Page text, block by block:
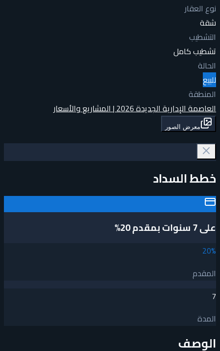
نوع العقار
شقة
التشطيب
تشطيب كامل
الحالة
للبيع
المنطقة
العاصمة الإدارية الجديدة 2026 | المشاريع والأسعار
معرض الصور
خطط السداد
على 7 سنوات بمقدم 20%
20%
المقدم
7
المدة
الوصف